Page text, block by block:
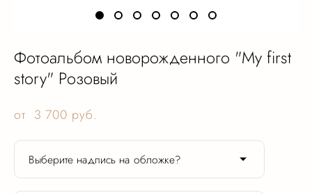
Фотоальбом новорожденного "My first
story" Розовый
от 3 700 pуб.
Выберите надпись на обложке?